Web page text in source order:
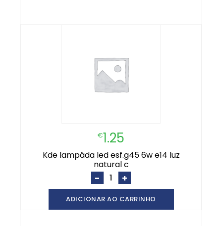
€1.25
kde lampâda led esf.g45 6w e14 luz
natural c
- +
ADICIONAR AO CARRINHO